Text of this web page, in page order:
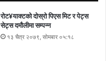
रोट¥याक्टको दोस्रो पिएस मिट र पेट्स
सेट्स दमौलीमा सम्पन्न
१३ चैत्र २०७९, सोमबार ०५:१८